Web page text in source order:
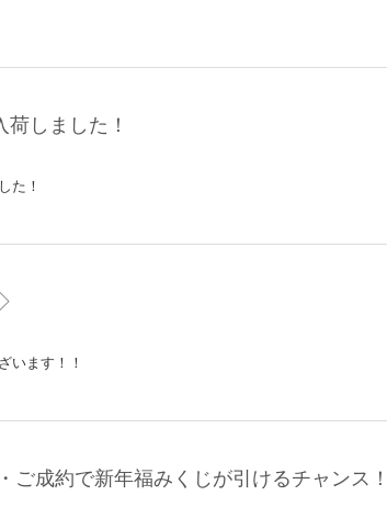
しました！
た！
います！！
ご成約で新年福みくじが引けるチャン